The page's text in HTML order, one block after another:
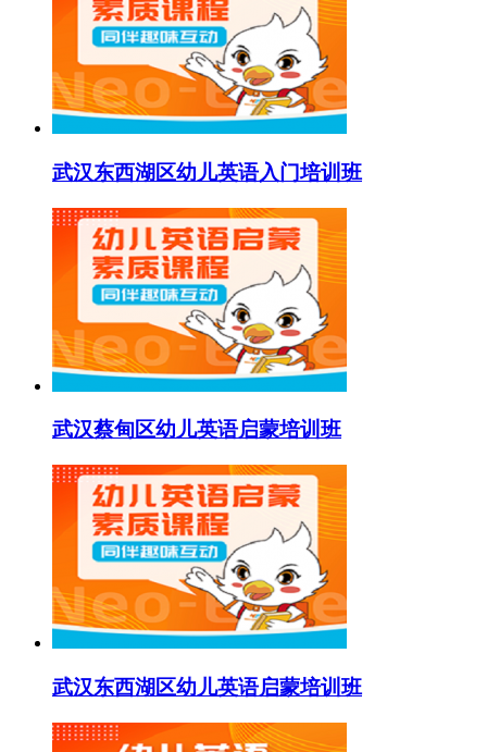
武汉东西湖区幼儿英语入门培训班
武汉蔡甸区幼儿英语启蒙培训班
武汉东西湖区幼儿英语启蒙培训班